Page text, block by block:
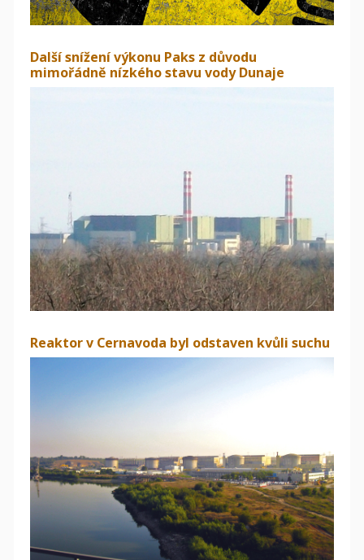
Další snížení výkonu Paks z důvodu
mimořádně nízkého stavu vody Dunaje
Reaktor v Cernavoda byl odstaven kvůli suchu